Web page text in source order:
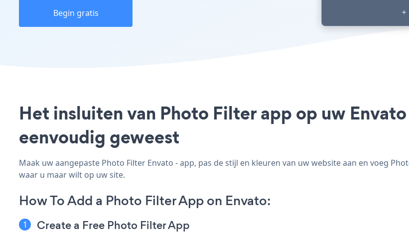
Begin gratis
Het insluiten van Photo Filter app op uw
eenvoudig geweest
Maak uw aangepaste Photo Filter Envato - app, pas de stijl en kleuren van uw website aan en voeg
waar u maar wilt op uw site.
How To Add a Photo Filter App on Envato:
Create a Free Photo Filter App